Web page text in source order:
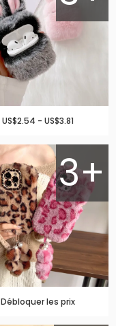
US$2.54 - US$3.81
3+
Débloquer les prix